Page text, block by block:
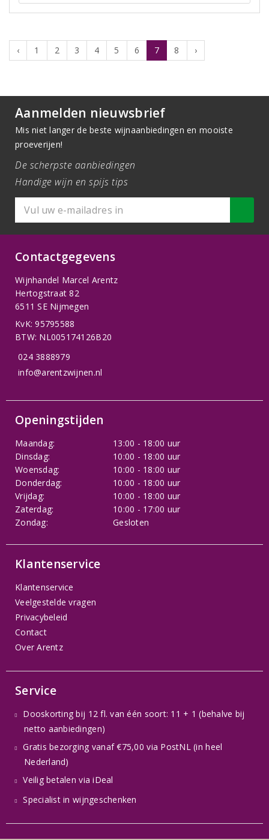
‹ 1 2 3 4 5 6 7 8 ›
Aanmelden nieuwsbrief
Mis niet langer de beste wijnaanbiedingen en mooiste
proeverijen!
De scherpste aanbiedingen
Handige wijn en spijs tips
Contactgegevens
Wijnhandel Marcel Arentz
Hertogstraat 82
6511 SE Nijmegen
KvK: 95795588
BTW: NL005174126B20
024 3888979
info@arentzwijnen.nl
Openingstijden
Maandag:
13:00 - 18:00 uur
Dinsdag:
10:00 - 18:00 uur
Woensdag:
10:00 - 18:00 uur
Donderdag:
10:00 - 18:00 uur
Vrijdag:
10:00 - 18:00 uur
Zaterdag:
10:00 - 17:00 uur
Zondag:
Gesloten
Klantenservice
Klantenservice
Veelgestelde vragen
Privacybeleid
Contact
Over Arentz
Service
Dooskorting bij 12 fl. van één soort: 11 + 1 (behalve bij
netto aanbiedingen)
Gratis bezorging vanaf €75,00 via PostNL (in heel
Nederland)
Veilig betalen via iDeal
Specialist in wijngeschenken